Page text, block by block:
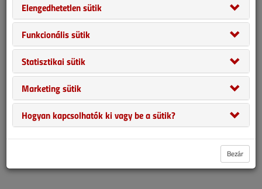
szempont volt. Amellett, hogy az életterünk komfortját növeli a
napszakhoz, évszakokhoz igazodó árnyékolás, jelentős
energiamegtakarítást is produkálhat. Az intelligens
vezérlőrendszereknek, és okosotthonoknak köszönhetően ez a
szegmens jelentős előrelépést mutatott az elmúlt években. De
honnan is indultunk?
Elengedhetetlen sütik
Funkcionális sütik
Statisztikai sütik
Marketing sütik
Hogyan kapcsolhatók ki vagy be a sütik?
Bezár